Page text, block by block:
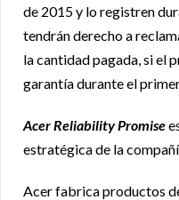
de 2015 y lo registren
tendrán derecho a
la cantidad pagada, si el
garantía durante el
Acer Reliability Promise
estratégica de la
Acer fabrica productos